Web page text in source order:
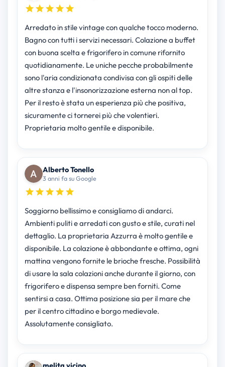
Arredato in stile vintage con qualche tocco moderno.
Bagno con tutti i servizi necessari. Colazione a buffet
con buona scelta e frigorifero in comune rifornito
quotidianamente. Le uniche pecche probabilmente
sono l'aria condizionata condivisa con gli ospiti delle
altre stanza e l'insonorizzazione esterna non al top.
Per il resto è stata un esperienza più che positiva,
sicuramente ci tornerei più che volentieri.
Proprietaria molto gentile e disponibile.
Alberto Tonello
3 anni fa su Google
Soggiorno bellissimo e consigliamo di andarci.
Ambienti puliti e arredati con gusto e stile, curati nel
dettaglio. La proprietaria Azzurra è molto gentile e
disponibile. La colazione è abbondante e ottima, ogni
mattina vengono fornite le brioche fresche. Possibilità
di usare la sala colazioni anche durante il giorno, con
frigorifero e dispensa sempre ben forniti. Come
sentirsi a casa. Ottima posizione sia per il mare che
per il centro cittadino e borgo medievale.
Assolutamente consigliato.